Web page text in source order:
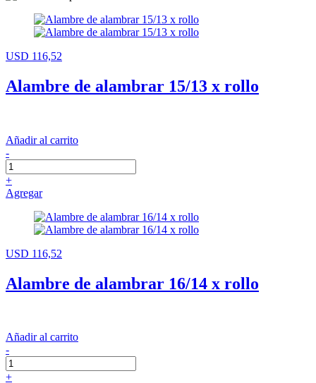
USD 116,52
Alambre de alambrar 15/13 x rollo
Añadir al carrito
-
+
Agregar
USD 116,52
Alambre de alambrar 16/14 x rollo
Añadir al carrito
-
+